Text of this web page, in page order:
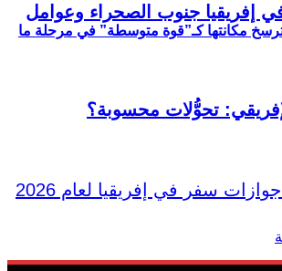
مكانتها كـ”قوة متوسطة” في مرحلة ما
إفريقيا جنوب الصحراء وعوامل
تحوُّلات محسوبة؟